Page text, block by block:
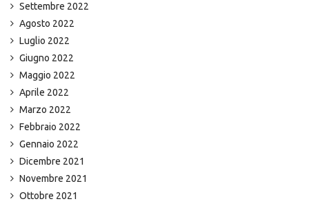
Settembre 2022
Agosto 2022
Luglio 2022
Giugno 2022
Maggio 2022
Aprile 2022
Marzo 2022
Febbraio 2022
Gennaio 2022
Dicembre 2021
Novembre 2021
Ottobre 2021